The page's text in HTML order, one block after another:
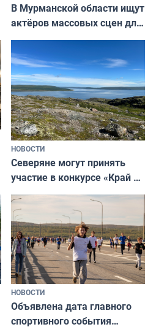
В Мурманской области ищут
актёров массовых сцен для
съёмок в
короткометражном фильме
НОВОСТИ
Северяне могут принять
участие в конкурсе «Край у
северной границы: фотогид
по Печенгскому округу»
НОВОСТИ
Объявлена дата главного
спортивного события